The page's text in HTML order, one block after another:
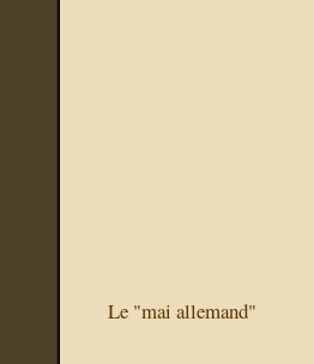
Le "mai allemand"